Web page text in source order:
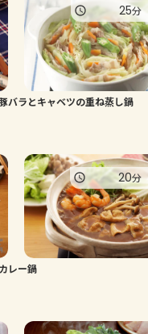
バラとキャベツの重ね蒸し鍋
25分
カレー鍋
20分